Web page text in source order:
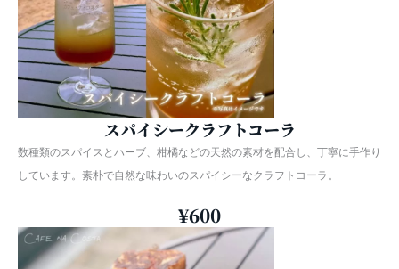
スパイシークラフトコーラ
数種類のスパイスとハーブ、柑橘などの天然の素材を配合し、丁寧に手作り
しています。素朴で自然な味わいのスパイシーなクラフトコーラ。
¥600